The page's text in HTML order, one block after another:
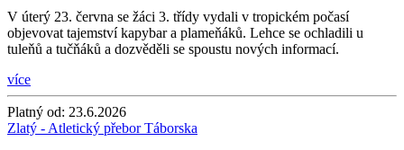
V úterý 23. června se žáci 3. třídy vydali v tropickém počasí
objevovat tajemství kapybar a plameňáků. Lehce se ochladili u
tuleňů a tučňáků a dozvěděli se spoustu nových informací.
více
Platný od: 23.6.2026
Zlatý - Atletický přebor Táborska